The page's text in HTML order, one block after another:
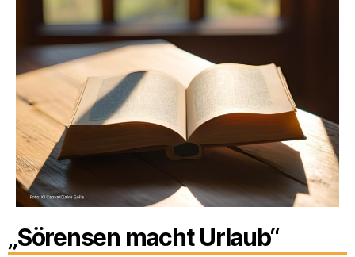
„Sörensen macht Urlaub“